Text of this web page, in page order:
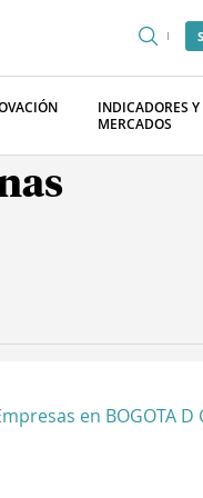
INDICADORES Y
MERCADOS
en BOGOTA D